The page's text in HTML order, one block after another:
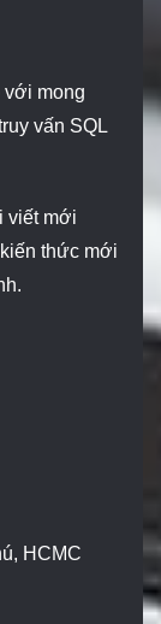
với mong
vấn SQL
viết mới
thức mới
HCMC